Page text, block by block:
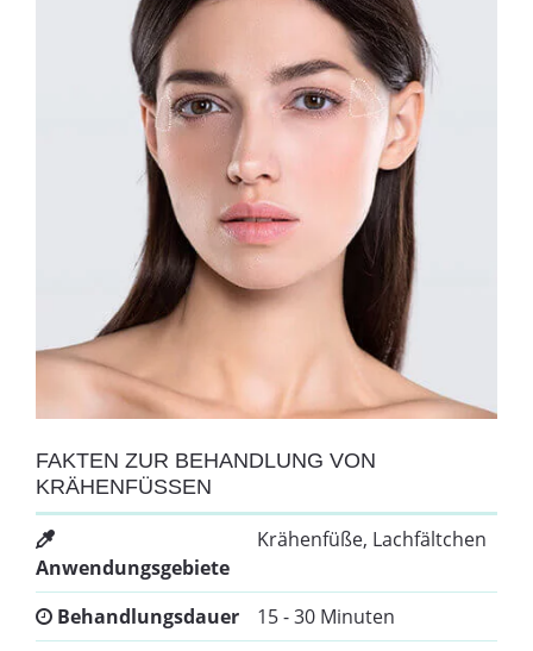
FAKTEN ZUR BEHANDLUNG VON
KRÄHENFÜSSEN
Anwendungsgebiete
Krähenfüße, Lachfältchen
Behandlungsdauer
15 - 30 Minuten